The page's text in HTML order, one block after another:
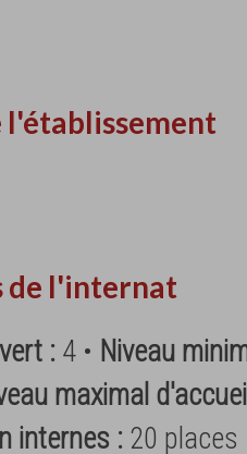
de l'internat
: 4 • Niveau
maximal
internes : 20 places